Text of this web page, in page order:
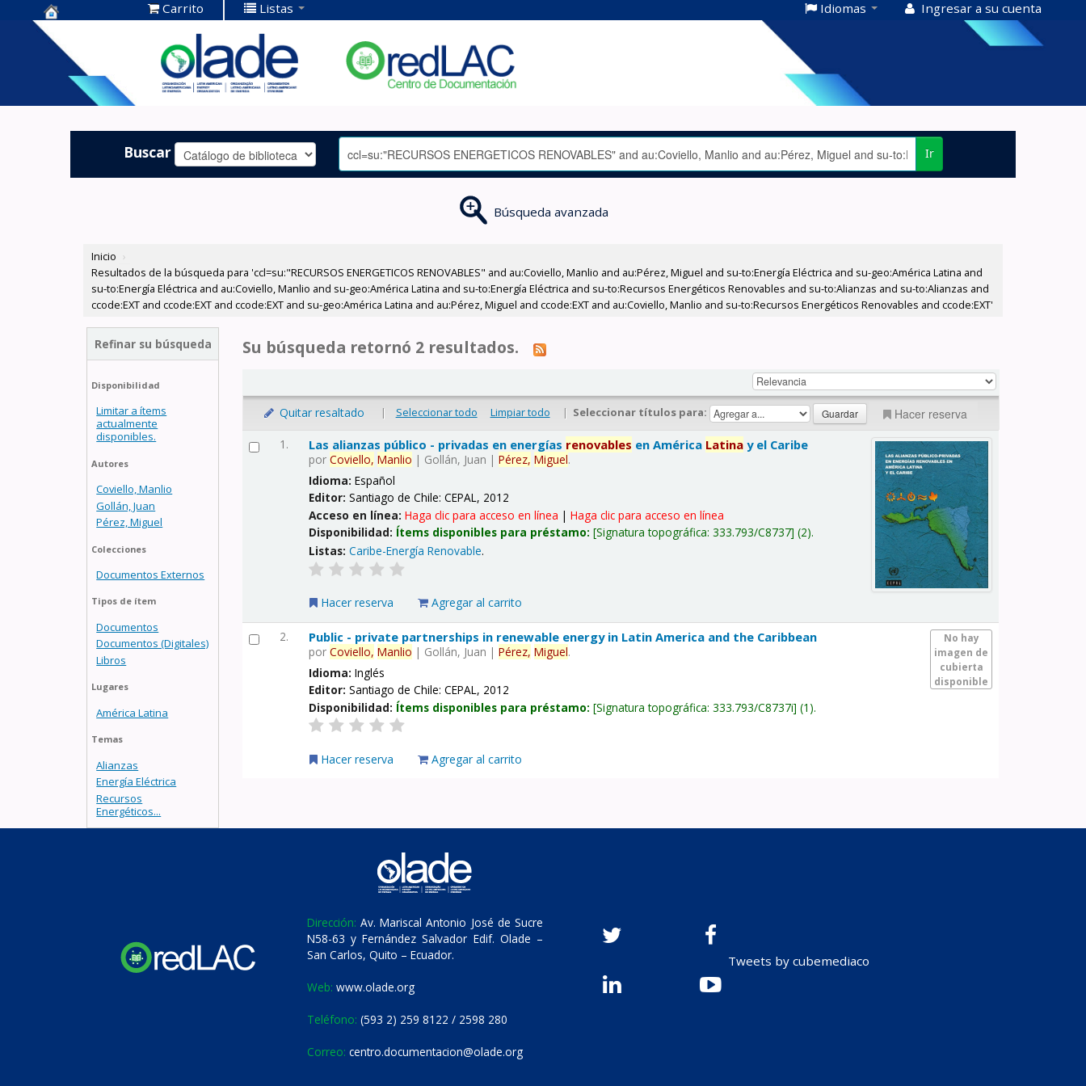
Centro de
Documentación
OLADE -
Carrito Listas Idiomas Ingresar a su cuenta
Buscar Ir
Búsqueda avanzada
Inicio ›
Resultados de la búsqueda para 'ccl=su:"RECURSOS ENERGETICOS RENOVABLES" and au:Coviello, Manlio and au:Pérez, Miguel and su-to:Energía Eléctrica and su-geo:América Latina and
su-to:Energía Eléctrica and au:Coviello, Manlio and su-geo:América Latina and su-to:Energía Eléctrica and su-to:Recursos Energéticos Renovables and su-to:Alianzas and su-to:Alianzas and
ccode:EXT and ccode:EXT and ccode:EXT and su-geo:América Latina and au:Pérez, Miguel and ccode:EXT and au:Coviello, Manlio and su-to:Recursos Energéticos Renovables and ccode:EXT'
Refinar su búsqueda
Disponibilidad
Limitar a ítems
actualmente
disponibles.
Autores
Coviello, Manlio
Gollán, Juan
Pérez, Miguel
Colecciones
Documentos Externos
Tipos de ítem
Documentos
Documentos (Digitales)
Libros
Lugares
América Latina
Temas
Alianzas
Energía Eléctrica
Recursos
Energéticos...
Su búsqueda retornó 2 resultados.
Quitar resaltado | Seleccionar todo Limpiar todo | Seleccionar títulos para: Hacer reserva
1. Las alianzas público - privadas en energías renovables en América Latina y el Caribe
porCoviello, Manlio | Gollán, Juan |Pérez, Miguel.
Idioma:Español
Editor:Santiago de Chile: CEPAL, 2012
Acceso en línea:Haga clic para acceso en línea |Haga clic para acceso en línea
Disponibilidad: Ítems disponibles para préstamo: Signatura topográfica:333.793/C8737 (2).
Listas: Caribe-Energía Renovable.
Hacer reserva Agregar al carrito
2.
No hay
imagen de
cubierta
disponible
Public - private partnerships in renewable energy in Latin America and the Caribbean
porCoviello, Manlio | Gollán, Juan |Pérez, Miguel.
Idioma:Inglés
Editor:Santiago de Chile: CEPAL, 2012
Disponibilidad: Ítems disponibles para préstamo: Signatura topográfica:333.793/C8737i (1).
Hacer reserva Agregar al carrito
Dirección: Av. Mariscal Antonio José de Sucre
N58-63 y Fernández Salvador Edif. Olade –
San Carlos, Quito – Ecuador.
Web: www.olade.org
Teléfono: (593 2) 259 8122 / 2598 280
Correo: centro.documentacion@olade.org
Tweets by cubemediaco